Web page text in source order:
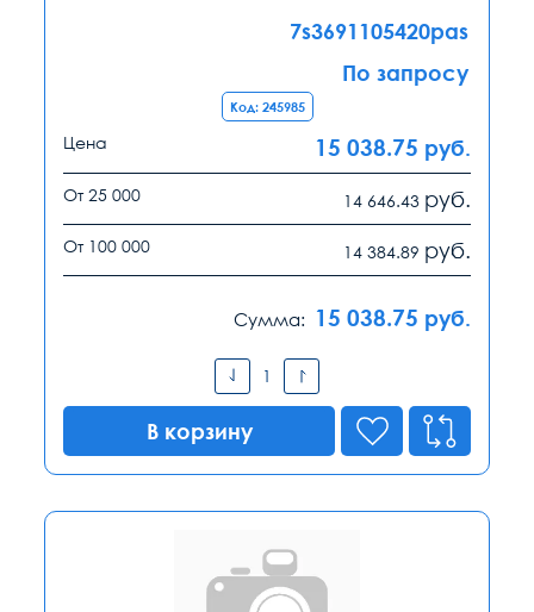
7s3691105420pas
По запросу
Код: 245985
Цена 15 038.75 руб.
От 25 000 14 646.43 руб.
От 100 000 14 384.89 руб.
Сумма: 15 038.75 руб.
В корзину